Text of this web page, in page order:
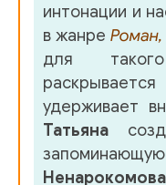
интонации и
в жанре Роман,
для
удерживает
Татьяна